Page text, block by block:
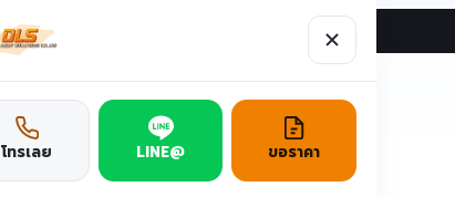
ชั่น ผลงาน บทความ ติดต่อเรา
โทรเลย LINE@ ขอราคา